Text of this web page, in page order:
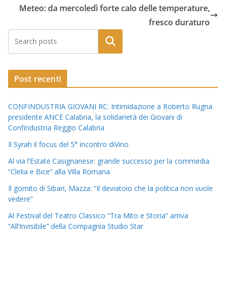
Meteo: da mercoledì forte calo delle temperature,
fresco duraturo
Post recenti
CONFINDUSTRIA GIOVANI RC: Intimidazione a Roberto Rugna
presidente ANCE Calabria, la solidarietà dei Giovani di
Confindustria Reggio Calabria
Il Syrah il focus del 5° incontro diVino
Al via l’Estate Casignanese: grande successo per la commedia
“Clelia e Bice” alla Villa Romana
Il gomito di Sibari, Mazza: “Il deviatoio che la politica non vuole
vedere”
Al Festival del Teatro Classico “Tra Mito e Storia” arriva
“All’Invisibile” della Compagnia Studio Star